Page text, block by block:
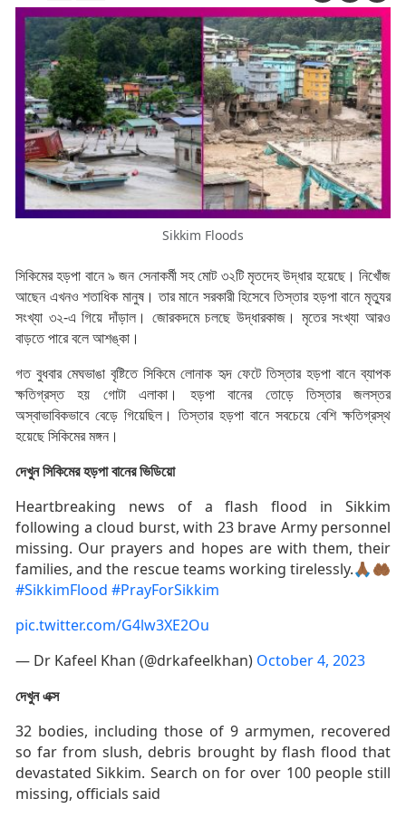
Sikkim Floods
সিকিমের হড়পা বানে ৯ জন সেনাকর্মী সহ মোট ৩২টি মৃতদেহ উদ্ধার হয়েছে। নিখোঁজ
আছেন এখনও শতাধিক মানুষ। তার মানে সরকারী হিসেবে তিস্তার হড়পা বানে মৃত্যুর
সংখ্যা ৩২-এ গিয়ে দাঁড়াল। জোরকদমে চলছে উদ্ধারকাজ। মৃতের সংখ্যা আরও
বাড়তে পারে বলে আশঙ্কা।
গত বুধবার মেঘভাঙা বৃষ্টিতে সিকিমে লোনাক হৃদ ফেটে তিস্তার হড়পা বানে ব্যাপক
ক্ষতিগ্রস্ত হয় গোটা এলাকা। হড়পা বানের তোড়ে তিস্তার জলস্তর
অস্বাভাবিকভাবে বেড়ে গিয়েছিল। তিস্তার হড়পা বানে সবচেয়ে বেশি ক্ষতিগ্রস্থ
হয়েছে সিকিমের মঙ্গন।
দেখুন সিকিমের হড়পা বানের ভিডিয়ো
Heartbreaking news of a flash flood in Sikkim
following a cloud burst, with 23 brave Army personnel
missing. Our prayers and hopes are with them, their
families, and the rescue teams working tirelessly.🙏🏾🤲🏾
#SikkimFlood #PrayForSikkim
pic.twitter.com/G4lw3XE2Ou
— Dr Kafeel Khan (@drkafeelkhan) October 4, 2023
দেখুন এক্স
32 bodies, including those of 9 armymen, recovered
so far from slush, debris brought by flash flood that
devastated Sikkim. Search on for over 100 people still
missing, officials said